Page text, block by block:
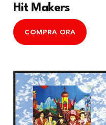
Hit Makers
COMPRA ORA